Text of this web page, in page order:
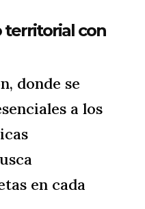
territorial con
donde se
a los
en cada